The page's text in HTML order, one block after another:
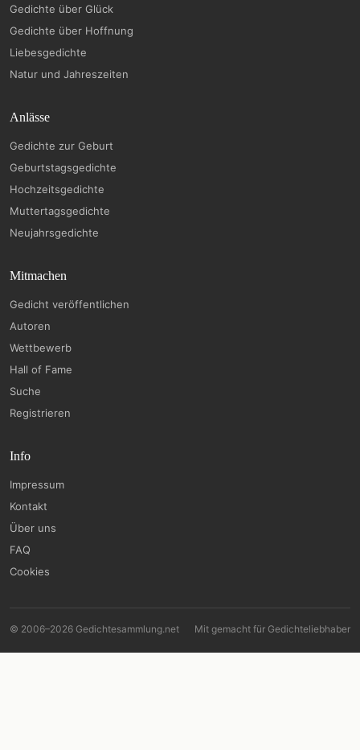
Gedichte über Glück
Gedichte über Hoffnung
Liebesgedichte
Natur und Jahreszeiten
Anlässe
Gedichte zur Geburt
Geburtstagsgedichte
Hochzeitsgedichte
Muttertagsgedichte
Neujahrsgedichte
Mitmachen
Gedicht veröffentlichen
Autoren
Wettbewerb
Hall of Fame
Suche
Registrieren
Info
Impressum
Kontakt
Über uns
FAQ
Cookies
© 2006–2026 Gedichtesammlung.net Mit gemacht für Gedichteliebhaber